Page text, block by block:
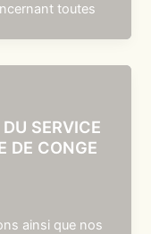
toutes
SERVICE
DE CONGE
ainsi que nos